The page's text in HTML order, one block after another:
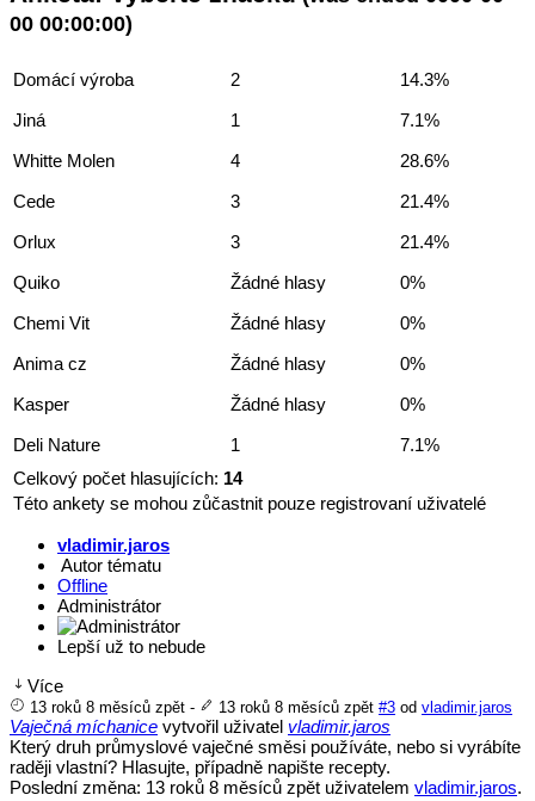
00 00:00:00)
Domácí výroba 2
14.3%
Jiná
1
7.1%
Whitte Molen
4
28.6%
Cede
3
21.4%
Orlux
3
21.4%
Quiko
Žádné hlasy
0%
Chemi Vit
Žádné hlasy
0%
Anima cz
Žádné hlasy
0%
Kasper
Žádné hlasy
0%
Deli Nature
1
7.1%
Celkový počet hlasujících: 14
Této ankety se mohou zůčastnit pouze registrovaní uživatelé
vladimir.jaros
Autor tématu
Offline
Administrátor
Lepší už to nebude
Více
13 roků 8 měsíců zpět- 13 roků 8 měsíců zpět #3 od vladimir.jaros
Vaječná míchanice vytvořil uživatel vladimir.jaros
Který druh průmyslové vaječné směsi používáte, nebo si vyrábíte
raději vlastní? Hlasujte, případně napište recepty.
Poslední změna: 13 roků 8 měsíců zpět uživatelem vladimir.jaros.